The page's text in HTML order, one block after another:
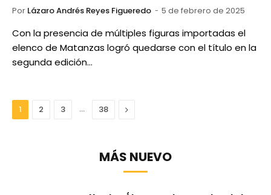
Por Lázaro Andrés Reyes Figueredo 5 de febrero de 2025
Con la presencia de múltiples figuras importadas el
elenco de Matanzas logró quedarse con el título en la
segunda edición…
1 2 3 … 38 Next
MÁS NUEVO